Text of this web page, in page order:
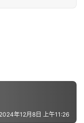
2024年12月8日 上午11:26